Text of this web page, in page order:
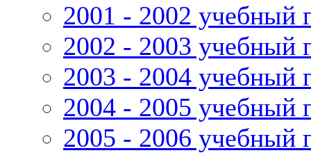
2001 - 2002 учебный
2002 - 2003 учебный
2003 - 2004 учебный
2004 - 2005 учебный
2005 - 2006 учебный